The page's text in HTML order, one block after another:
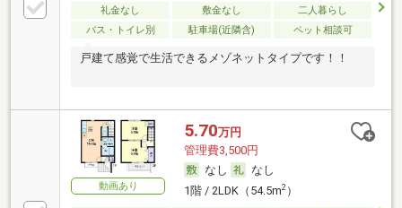
礼金なし 敷金なし
二人暮らし
バス・トイレ別
駐車場(近隣含) ペット相談可
戸建て感覚で生活できるメゾネットタイプです！！
動画あり
5.70万円
管理費3,500円
なし
なし
1階 / 2LDK（54.5m2）